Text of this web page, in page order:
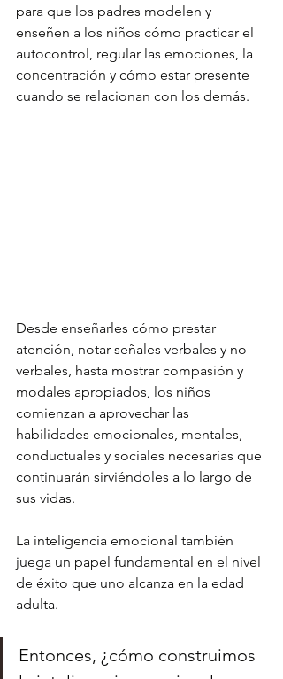
para que los padres modelen y
enseñen a los niños cómo practicar el
autocontrol, regular las emociones, la
concentración y cómo estar presente
cuando se relacionan con los demás.
Desde enseñarles cómo prestar
atención, notar señales verbales y no
verbales, hasta mostrar compasión y
modales apropiados, los niños
comienzan a aprovechar las
habilidades emocionales, mentales,
conductuales y sociales necesarias que
continuarán sirviéndoles a lo largo de
sus vidas.
La inteligencia emocional también
juega un papel fundamental en el nivel
de éxito que uno alcanza en la edad
adulta.
Entonces, ¿cómo construimos